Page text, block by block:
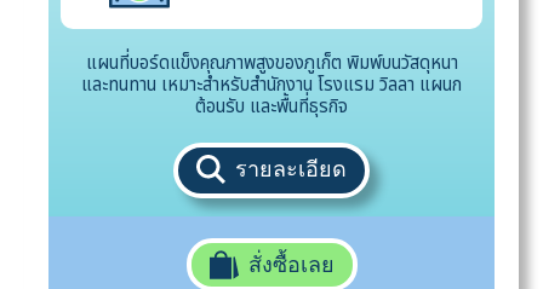
แผนที่บอร์ดแข็งคุณภาพสูงของภูเก็ต พิมพ์บนวัสดุหนา
และทนทาน เหมาะสำหรับสำนักงาน โรงแรม วิลลา แผนก
ต้อนรับ และพื้นที่ธุรกิจ
รายละเอียด
สั่งซื้อเลย